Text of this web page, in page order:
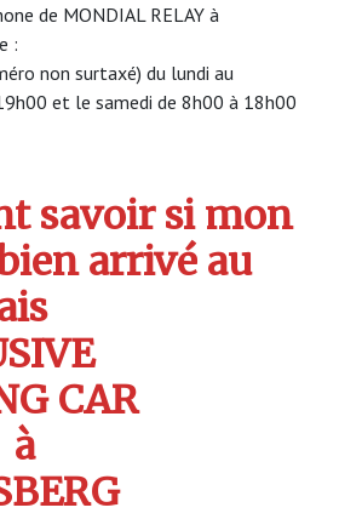
de MONDIAL RELAY à
:
non surtaxé) du lundi au
et le samedi de 8h00 à 18h00
savoir si mon
arrivé au
CAR
à